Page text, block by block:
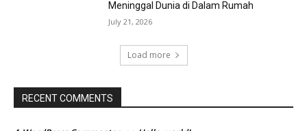
Meninggal Dunia di Dalam Rumah
July 21, 2026
Load more
RECENT COMMENTS